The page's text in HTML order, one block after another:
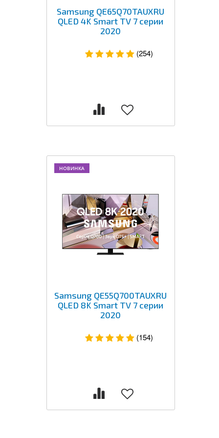
Samsung QE65Q70TAUXRU
QLED 4K Smart TV 7 серии
2020
(254)
НОВИНКА
Samsung QE55Q700TAUXRU
QLED 8K Smart TV 7 серии
2020
(154)